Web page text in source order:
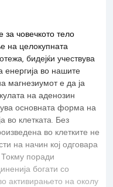
човечкото тело
на целокупната
бидејќи учествува
енергија во нашите
магнезиумот е да ја
на аденозин
основната форма на
во клетката. Без
во клетките не
на начин кој одговара
поради
богати со
активирањето на околу